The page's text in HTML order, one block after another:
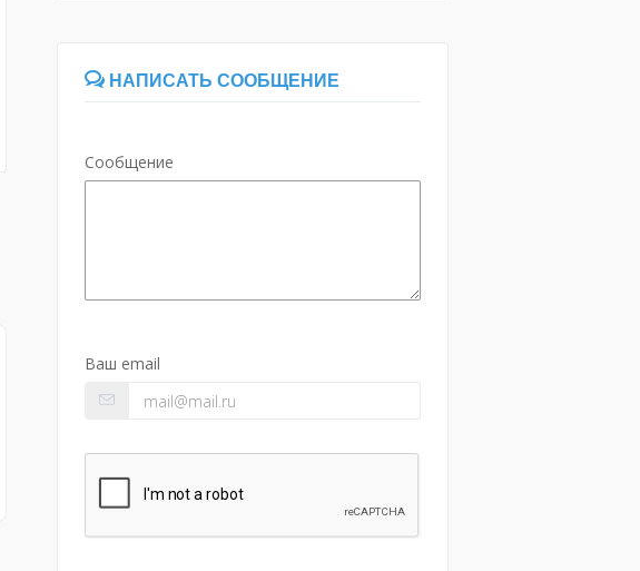
НАПИСАТЬ СООБЩЕНИЕ
Сообщение
Ваш email